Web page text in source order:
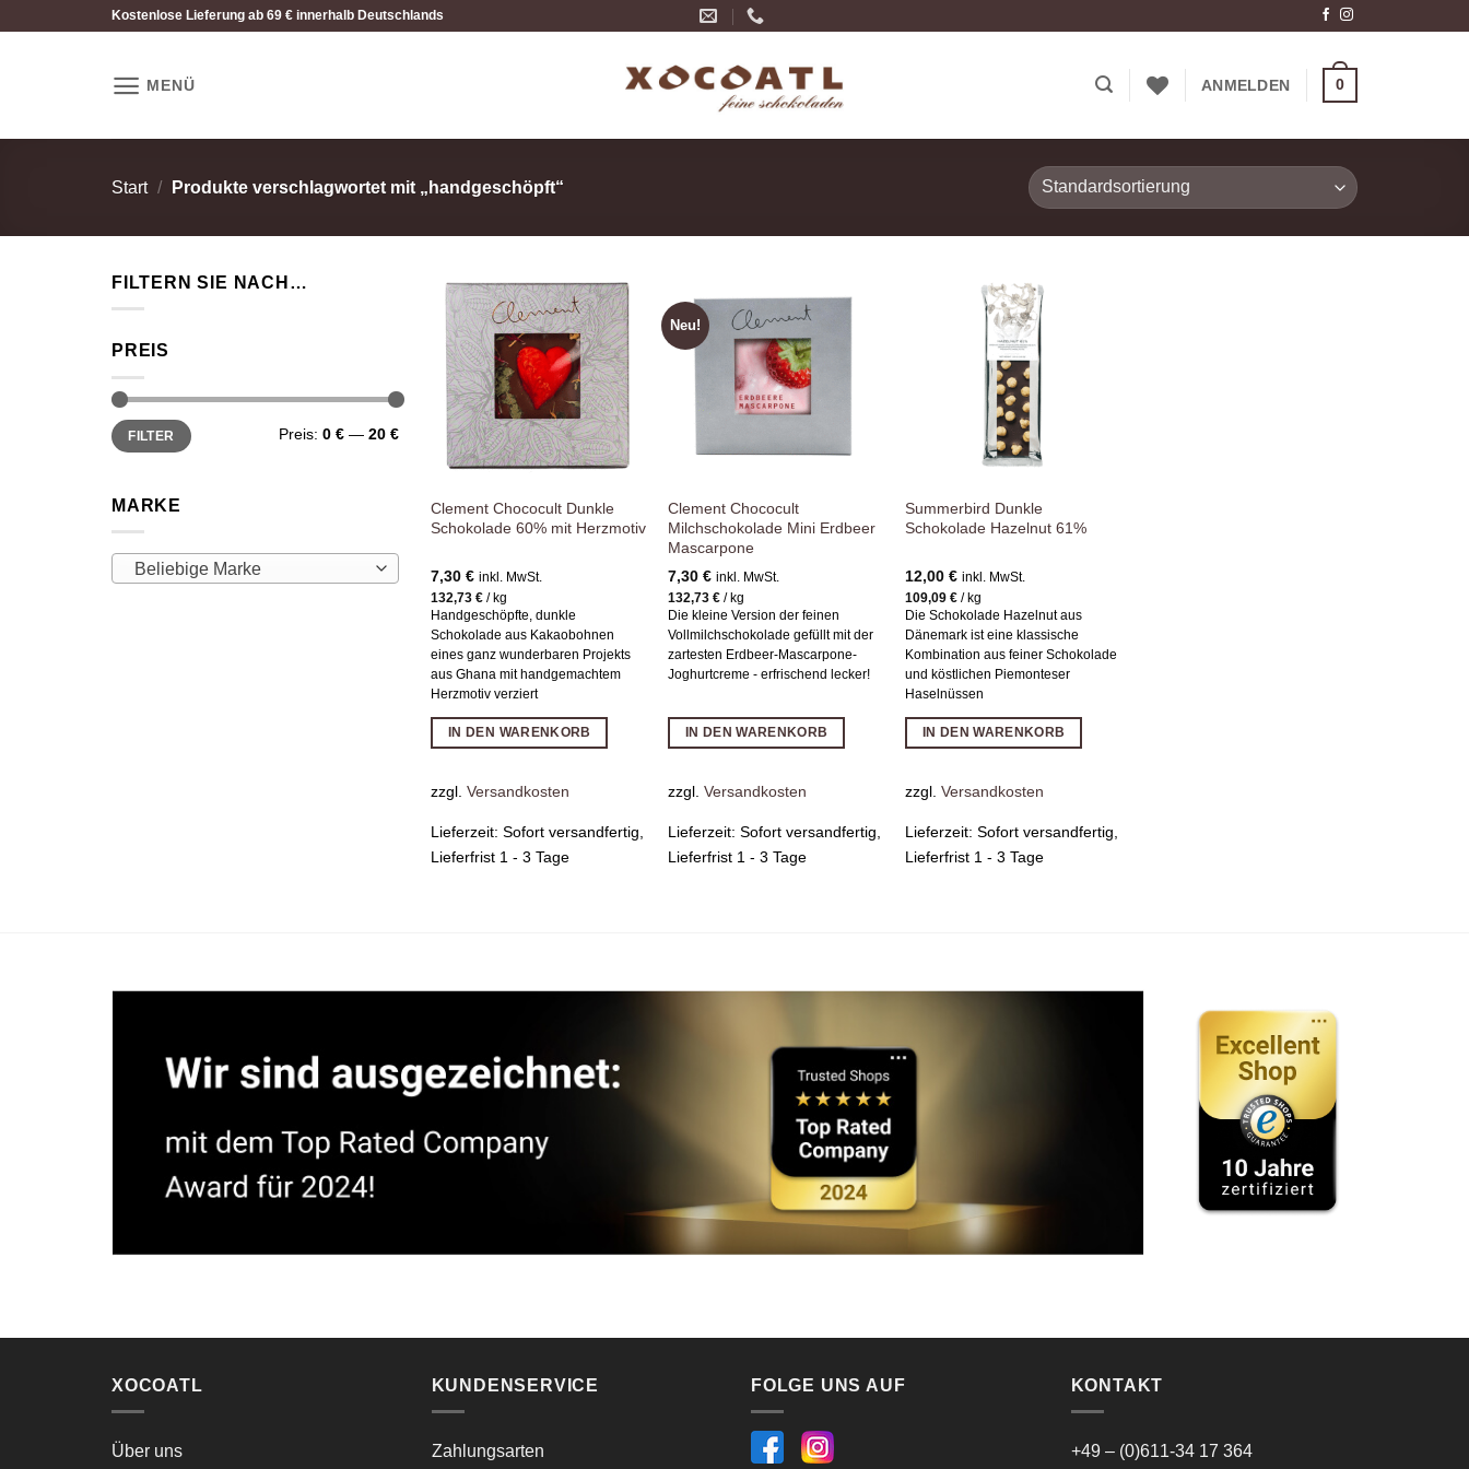
Kostenlose Lieferung ab 69 € innerhalb Deutschlands
MENÜ ANMELDEN 0
Start / Produkte verschlagwortet mit „handgeschöpft“
FILTERN SIE NACH…
PREIS
Min.
Preis
Max.
PreisFILTER Preis: 0 €— 20 €
MARKE
Beliebige Marke
Zur
Wunschliste
hinzufügen
Clement Chococult Dunkle
Schokolade 60% mit Herzmotiv
7,30€ inkl. MwSt.
132,73€ / kg
Handgeschöpfte, dunkle
Schokolade aus Kakaobohnen
eines ganz wunderbaren Projekts
aus Ghana mit handgemachtem
Herzmotiv verziert
IN DEN WARENKORB
zzgl.Versandkosten
Lieferzeit:Sofort versandfertig,
Lieferfrist 1 - 3 Tage
Neu!
Wunschliste
hinzufügen
Clement Chococult
Milchschokolade Mini Erdbeer
Mascarpone
7,30€ inkl. MwSt.
132,73€ / kg
Die kleine Version der feinen
Vollmilchschokolade gefüllt mit der
zartesten Erdbeer-Mascarpone-
Joghurtcreme - erfrischend lecker!
IN DEN WARENKORB
zzgl.Versandkosten
Lieferzeit:Sofort versandfertig,
Lieferfrist 1 - 3 Tage
Wunschliste
hinzufügen
Summerbird Dunkle
Schokolade Hazelnut 61%
12,00€ inkl. MwSt.
109,09€ / kg
Die Schokolade Hazelnut aus
Dänemark ist eine klassische
Kombination aus feiner Schokolade
und köstlichen Piemonteser
Haselnüssen
IN DEN WARENKORB
zzgl.Versandkosten
Lieferzeit:Sofort versandfertig,
Lieferfrist 1 - 3 Tage
XOCOATL
Über uns
KUNDENSERVICE
Zahlungsarten
FOLGE UNS AUF KONTAKT
+49 – (0)611-34 17 364